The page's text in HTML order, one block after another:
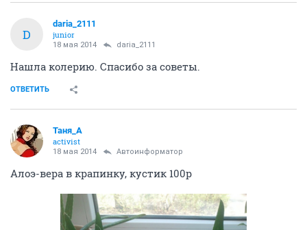
D
daria_2111
junior
18 мая 2014 daria_2111
Нашла колерию. Спасибо за советы.
ОТВЕТИТЬ
Таня_А
activist
18 мая 2014 Автоинформатор
Алоэ-вера в крапинку, кустик 100р